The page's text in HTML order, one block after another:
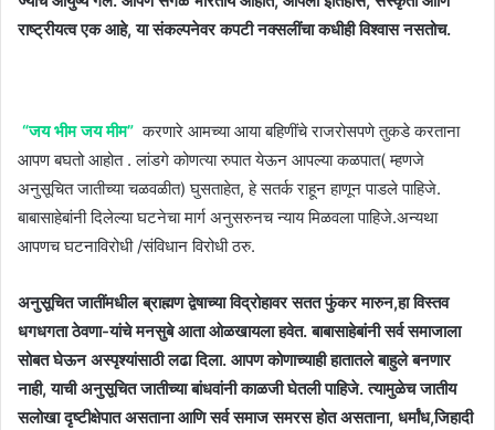
राष्ट्रीयत्व एक आहे, या संकल्पनेवर कपटी नक्सलींचा कधीही विश्वास नसतोच.
“जय भीम जय मीम” करणारे आमच्या आया बहिणींचे राजरोसपणे तुकडे करताना
आपण बघतो आहोत . लांडगे कोणत्या रुपात येऊन आपल्या कळपात( म्हणजे
अनुसूचित जातीच्या चळवळीत) घुसताहेत, हे सतर्क राहून हाणून पाडले पाहिजे.
बाबासाहेबांनी दिलेल्या घटनेचा मार्ग अनुसरुनच न्याय मिळवला पाहिजे.अन्यथा
आपणच घटनाविरोधी /संविधान विरोधी ठरु.
अनुसूचित जातींमधील ब्राह्मण द्वेषाच्या विद्रोहावर सतत फुंकर मारुन,हा विस्तव
धगधगता ठेवणा-यांचे मनसुबे आता ओळखायला हवेत. बाबासाहेबांनी सर्व समाजाला
सोबत घेऊन अस्पृश्यांसाठी लढा दिला. आपण कोणाच्याही हातातले बाहुले बनणार
नाही, याची अनुसूचित जातीच्या बांधवांनी काळजी घेतली पाहिजे. त्यामुळेच जातीय
सलोखा दृष्टीक्षेपात असताना आणि सर्व समाज समरस होत असताना, धर्मांध,जिहादी